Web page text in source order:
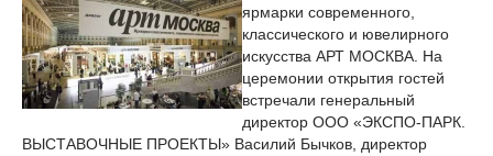
ярмарки современного,
классического и ювелирного
искусства АРТ МОСКВА. На
церемонии открытия гостей
встречали генеральный
директор ООО «ЭКСПО-ПАРК.
ВЫСТАВОЧНЫЕ ПРОЕКТЫ» Василий Бычков, директор